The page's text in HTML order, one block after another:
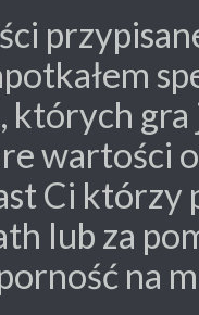
których
wartości
Ci którzy
lub za
na